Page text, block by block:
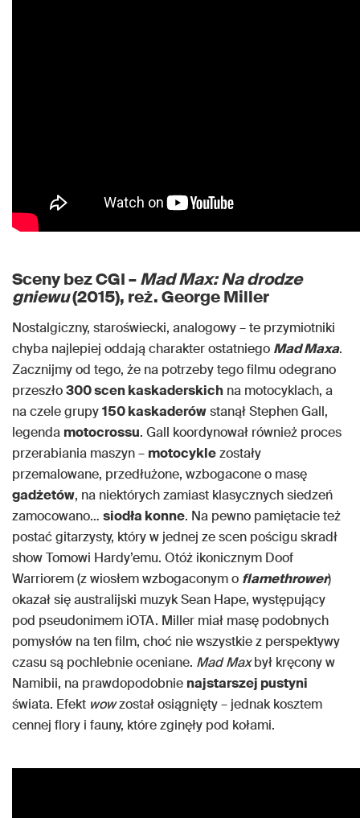
Sceny bez CGI –Mad Max: Na drodze
gniewu(2015), reż. George Miller
Nostalgiczny, staroświecki, analogowy – te przymiotniki
chyba najlepiej oddają charakter ostatniego Mad Maxa.
Zacznijmy od tego, że na potrzeby tego filmu odegrano
przeszło300 scen kaskaderskich na motocyklach, a
na czele grupy150 kaskaderówstanął Stephen Gall,
legenda motocrossu. Gall koordynował również proces
przerabiania maszyn – motocyklezostały
przemalowane, przedłużone, wzbogacone o masę
gadżetów, na niektórych zamiast klasycznych siedzeń
zamocowano… siodła konne. Na pewno pamiętacie też
postać gitarzysty, który w jednej ze scen pościgu skradł
show Tomowi Hardy’emu. Otóż ikonicznym Doof
Warriorem (z wiosłem wzbogaconym o flamethrower)
okazał się australijski muzyk Sean Hape, występujący
pod pseudonimem iOTA. Miller miał masę podobnych
pomysłów na ten film, choć nie wszystkie z perspektywy
czasu są pochlebnie oceniane. Mad Maxbył kręcony w
Namibii, na prawdopodobnie najstarszej pustyni
świata. Efekt wowzostał osiągnięty – jednak kosztem
cennej flory i fauny, które zginęły pod kołami.